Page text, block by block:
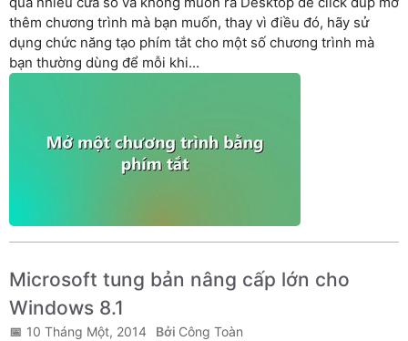
thêm chương trình mà bạn muốn, thay vì điều đó, hãy sử
dụng chức năng tạo phím tắt cho một số chương trình mà
bạn thường dùng để mỗi khi...
Microsoft tung bản nâng cấp lớn cho
Windows 8.1
10 Tháng Một, 2014 Công Toàn